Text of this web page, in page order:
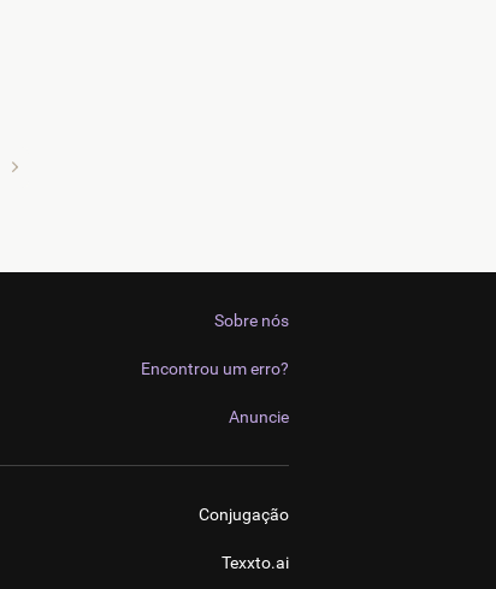
Sobre nós
Encontrou um erro?
Anuncie
Conjugação
Texxto.ai